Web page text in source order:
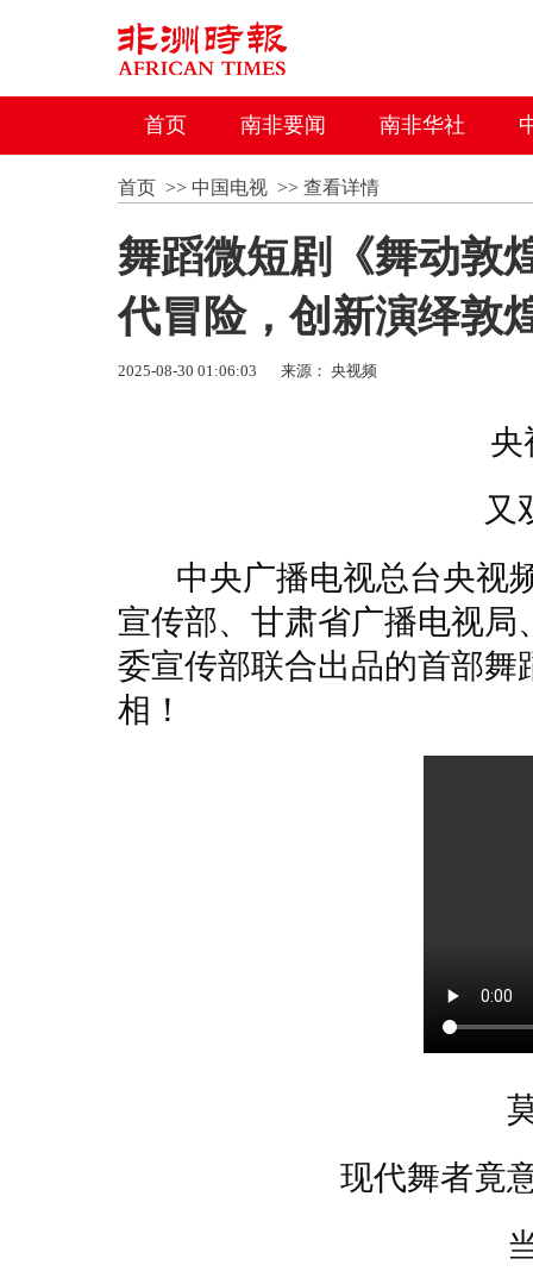
首页 南非要闻 南非华社
首页>> 中国电视>> 查看详情
舞蹈微短剧《舞动敦
代冒险，创新演绎敦
2025-08-30 01:06:03 来源： 央视频
央
又
中央广播电视总台央视
宣传部、甘肃省广播电视
委宣传部联合出品的首部舞
相！
现代舞者竟